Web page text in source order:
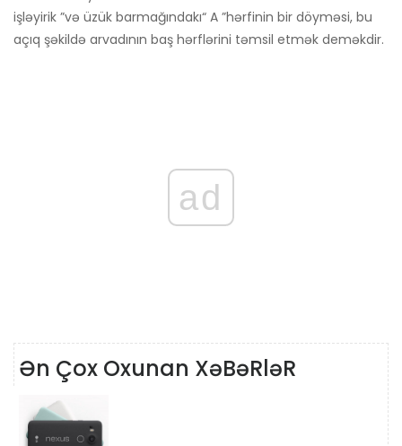
işləyirik ”və üzük barmağındakı“ A ”hərfinin bir döyməsi, bu
açıq şəkildə arvadının baş hərflərini təmsil etmək deməkdir.
ad
Ən Çox Oxunan XəBəRləR